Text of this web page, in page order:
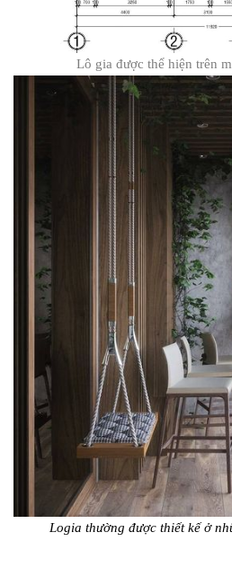
Lô gia được thể hiện trên
Logia thường được thiết kế ở